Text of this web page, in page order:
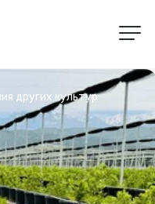
других культур